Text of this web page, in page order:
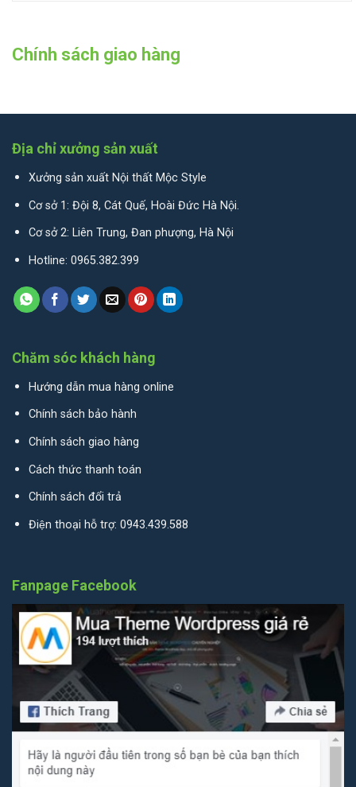
Chính sách giao hàng
Địa chỉ xưởng sản xuất
Xưởng sản xuất Nội thất Mộc Style
Cơ sở 1: Đội 8, Cát Quế, Hoài Đức Hà Nội.
Cơ sở 2: Liên Trung, Đan phượng, Hà Nội
Hotline: 0965.382.399
Chăm sóc khách hàng
Hướng dẫn mua hàng online
Chính sách bảo hành
Chính sách giao hàng
Cách thức thanh toán
Chính sách đổi trả
Điện thoại hỗ trợ: 0943.439.588
Fanpage Facebook